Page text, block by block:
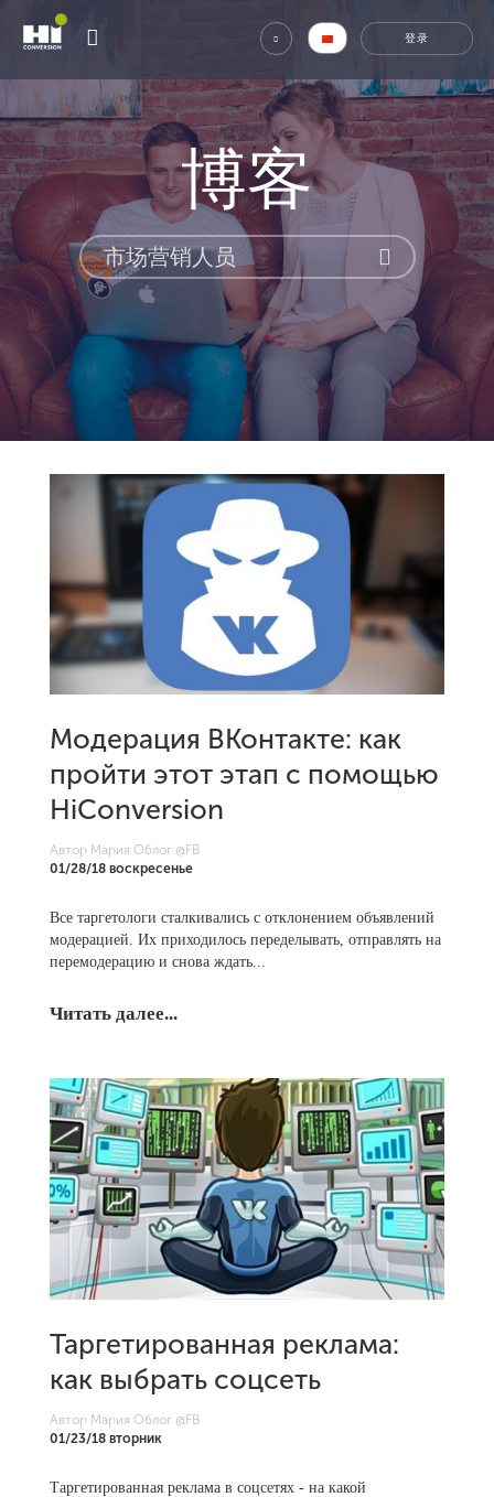
博客
市场营销人员
Модерация ВКонтакте: как
пройти этот этап с помощью
HiConversion
Автор Мария Облог @FB
01/28/18 воскресенье
Все таргетологи сталкивались с отклонением объявлений
модерацией. Их приходилось переделывать, отправлять на
перемодерацию и снова ждать...
Читать далее...
Таргетированная реклама:
как выбрать соцсеть
Автор Мария Облог @FB
01/23/18 вторник
Таргетированная реклама в соцсетях - на какой